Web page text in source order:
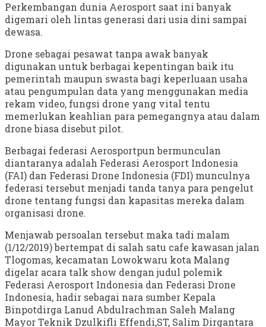
Perkembangan dunia Aerosport saat ini banyak
digemari oleh lintas generasi dari usia dini sampai
dewasa.
Drone sebagai pesawat tanpa awak banyak
digunakan untuk berbagai kepentingan baik itu
pemerintah maupun swasta bagi keperluaan usaha
atau pengumpulan data yang menggunakan media
rekam video, fungsi drone yang vital tentu
memerlukan keahlian para pemegangnya atau dalam
drone biasa disebut pilot.
Berbagai federasi Aerosportpun bermunculan
diantaranya adalah Federasi Aerosport Indonesia
(FAI) dan Federasi Drone Indonesia (FDI) munculnya
federasi tersebut menjadi tanda tanya para pengelut
drone tentang fungsi dan kapasitas mereka dalam
organisasi drone.
Menjawab persoalan tersebut maka tadi malam
(1/12/2019) bertempat di salah satu cafe kawasan jalan
Tlogomas, kecamatan Lowokwaru kota Malang
digelar acara talk show dengan judul polemik
Federasi Aerosport Indonesia dan Federasi Drone
Indonesia, hadir sebagai nara sumber Kepala
Binpotdirga Lanud Abdulrachman Saleh Malang
Mayor Teknik Dzulkifli Effendi,ST, Salim Dirgantara